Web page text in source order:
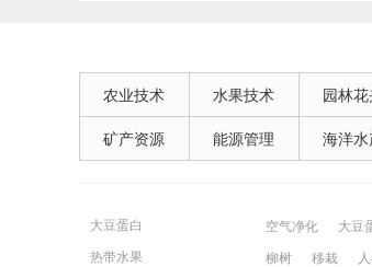
农业技术 水果技术 园林花
矿产资源 能源管理 海洋水
大豆蛋白 空气净化 大豆
热带水果
柳树 移栽